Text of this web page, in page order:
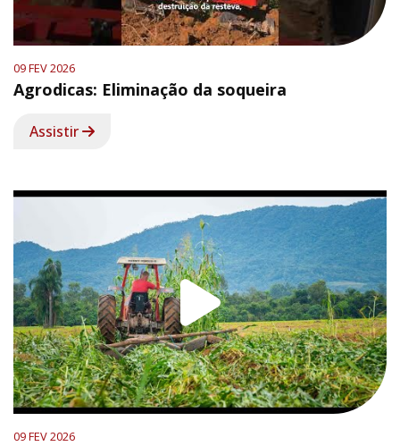
09 FEV 2026
Agrodicas: Eliminação da soqueira
Assistir
09 FEV 2026